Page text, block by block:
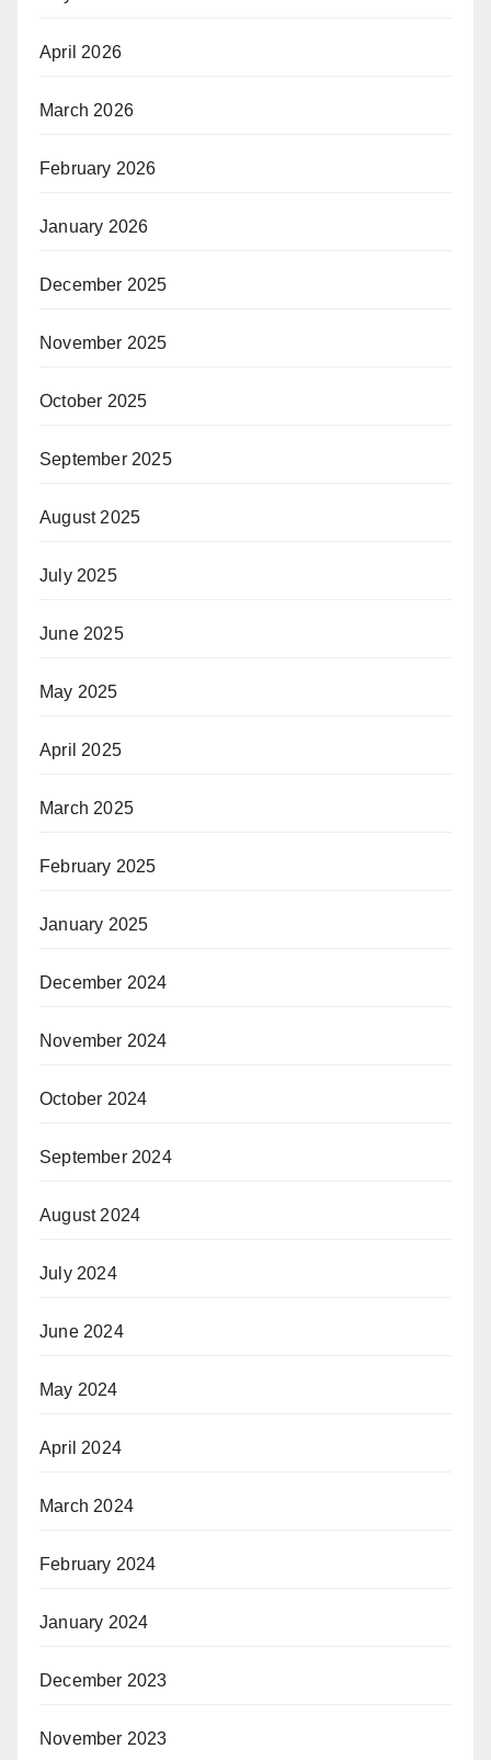
April 2026
March 2026
February 2026
January 2026
December 2025
November 2025
October 2025
September 2025
August 2025
July 2025
June 2025
May 2025
April 2025
March 2025
February 2025
January 2025
December 2024
November 2024
October 2024
September 2024
August 2024
July 2024
June 2024
May 2024
April 2024
March 2024
February 2024
January 2024
December 2023
November 2023